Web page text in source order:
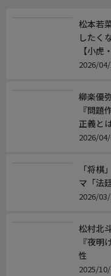
松本若
したく
【小虎
2026/
柳楽優
『問
正義と
2026/
「将
マ「法
2026/
松村北
『夜明
性
2025/10/